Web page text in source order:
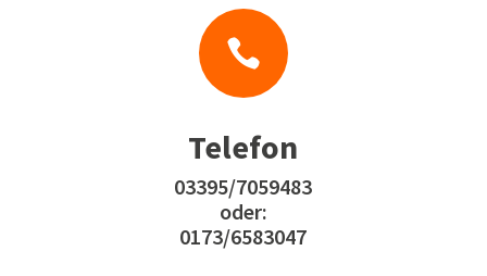

Telefon
03395/7059483
oder:
0173/6583047